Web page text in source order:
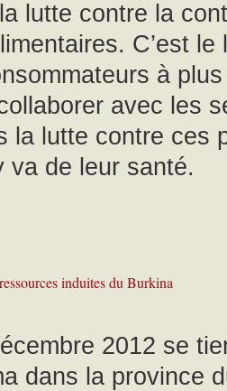
lutte contre la
C’est le
à
avec les
la lutte contre ces
va de leur santé.
induites du Burkina
2012 se
dans la province